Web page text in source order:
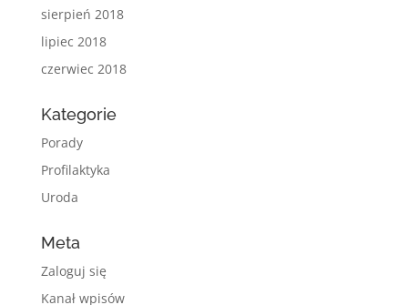
sierpień 2018
lipiec 2018
czerwiec 2018
Kategorie
Porady
Profilaktyka
Uroda
Meta
Zaloguj się
Kanał wpisów